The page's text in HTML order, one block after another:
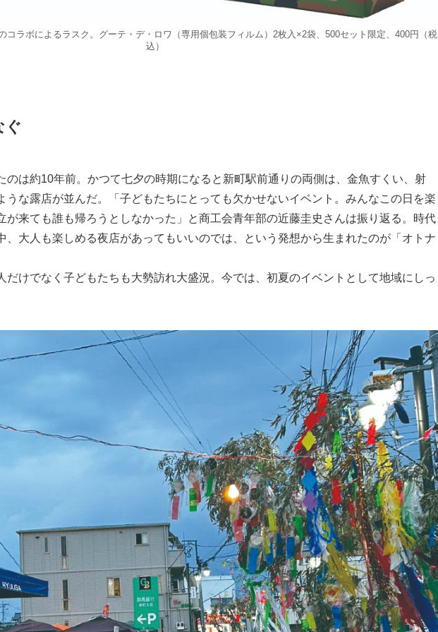
コラボによるラスク。グーテ・デ・ロワ（専用個包装フィルム）2枚入×2袋、500セット限定、400円（税
込）
ぐ
は約10年前。かつて七夕の時期になると新町駅前通りの両側は、金魚すくい、射
うな露店が並んだ。「子どもたちにとっても欠かせないイベント。みんなこの日を楽
が来ても誰も帰ろうとしなかった」と商工会青年部の近藤圭史さんは振り返る。時代
、大人も楽しめる夜店があってもいいのでは、という発想から生まれたのが「オトナ
けでなく子どもたちも大勢訪れ大盛況。今では、初夏のイベントとして地域にしっ